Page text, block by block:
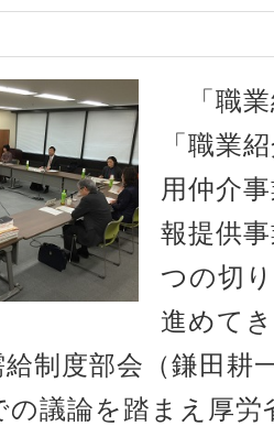
「職業
「職業
用仲介
報提供
つの切
進めて
制度部会（鎌田耕
の議論を踏まえ厚労